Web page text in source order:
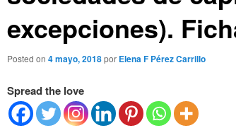
excepciones).
Posted on 4 mayo, 2018por Elena F Pérez Carrillo
Spread the love